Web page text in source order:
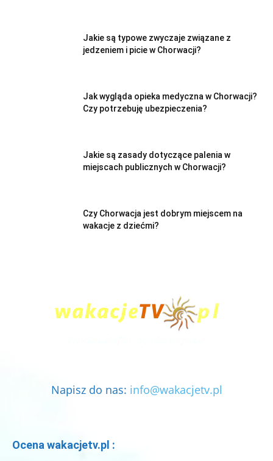
Jakie są typowe zwyczaje związane z
jedzeniem i picie w Chorwacji?
Jak wygląda opieka medyczna w Chorwacji?
Czy potrzebuję ubezpieczenia?
Jakie są zasady dotyczące palenia w
miejscach publicznych w Chorwacji?
Czy Chorwacja jest dobrym miejscem na
wakacje z dziećmi?
Napisz do nas: info@wakacjetv.pl
Ocena wakacjetv.pl :